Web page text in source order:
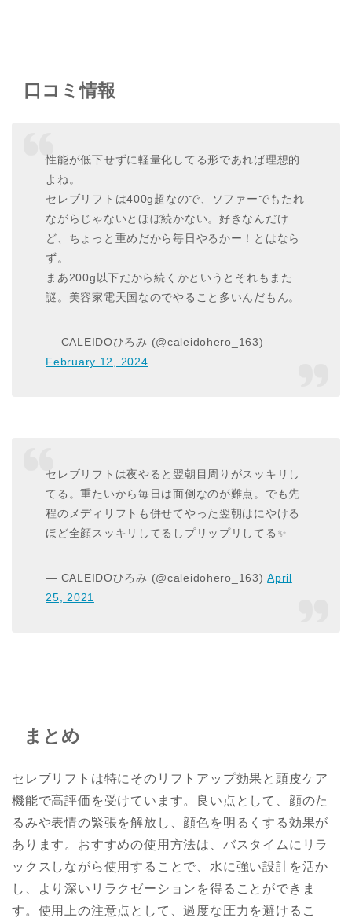
口コミ情報
性能が低下せずに軽量化してる形であれば理想的
よね。
セレブリフトは400g超なので、ソファーでもたれ
ながらじゃないとほぼ続かない。好きなんだけ
ど、ちょっと重めだから毎日やるかー！とはなら
ず。
まあ200g以下だから続くかというとそれもまた
謎。美容家電天国なのでやること多いんだもん。
— CALEIDOひろみ (@caleidohero_163)
February 12, 2024
セレブリフトは夜やると翌朝目周りがスッキリし
てる。重たいから毎日は面倒なのが難点。でも先
程のメディリフトも併せてやった翌朝はにやける
ほど全顔スッキリしてるしプリップリしてる✨
— CALEIDOひろみ (@caleidohero_163)April
25, 2021
まとめ
セレブリフトは特にそのリフトアップ効果と頭皮ケア
機能で高評価を受けています。良い点として、顔のた
るみや表情の緊張を解放し、顔色を明るくする効果が
あります。おすすめの使用方法は、バスタイムにリラ
ックスしながら使用することで、水に強い設計を活か
し、より深いリラクゼーションを得ることができま
す。使用上の注意点として、過度な圧力を避けるこ